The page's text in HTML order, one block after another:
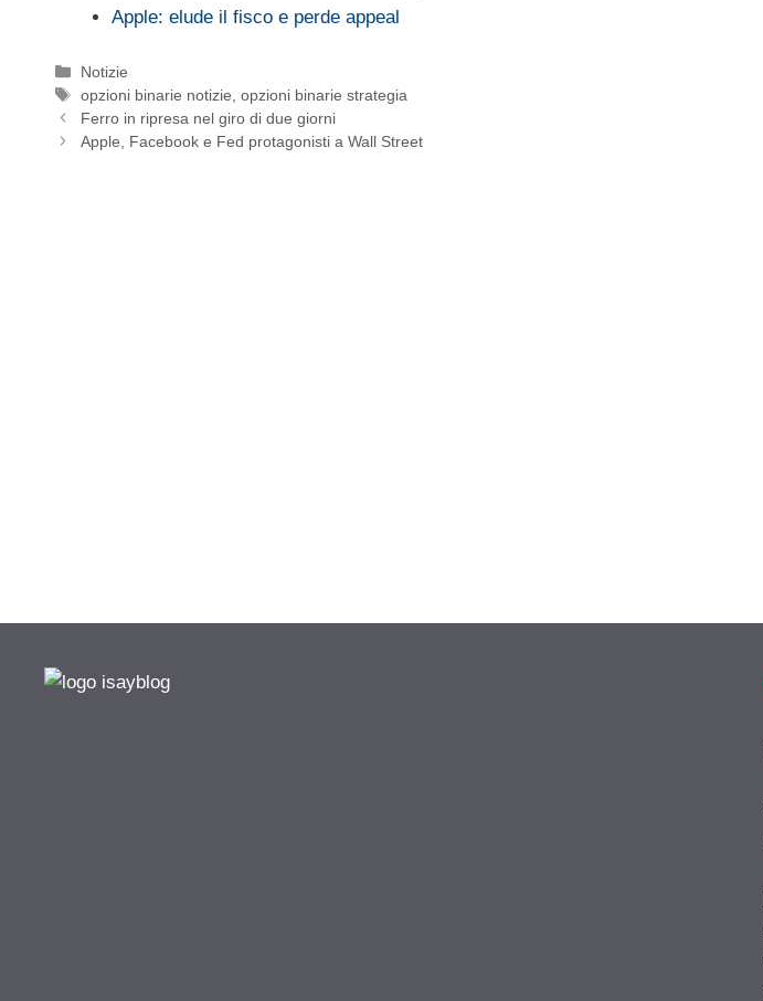
Apple: elude il fisco e perde appeal
Categorie
Notizie
Tag
opzioni binarie notizie ,opzioni binarie strategia
Ferro in ripresa nel giro di due giorni
Apple, Facebook e Fed protagonisti a Wall Street